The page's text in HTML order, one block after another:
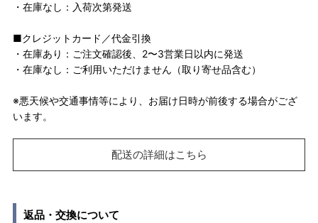
・在庫なし：入荷次第発送
■クレジットカード／代金引換
・在庫あり：ご注文確認後、2〜3営業日以内に発送
・在庫なし：ご利用いただけません（取り寄せ品含む）
※悪天候や交通事情等により、お届け日時が前後する場合がござ
います。
配送の詳細はこちら
返品・交換について